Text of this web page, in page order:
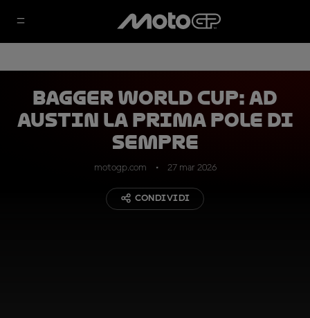
Bagger World Cup: ad
Austin la prima pole di
sempre
motogp.com 27 mar 2026
CONDIVIDI